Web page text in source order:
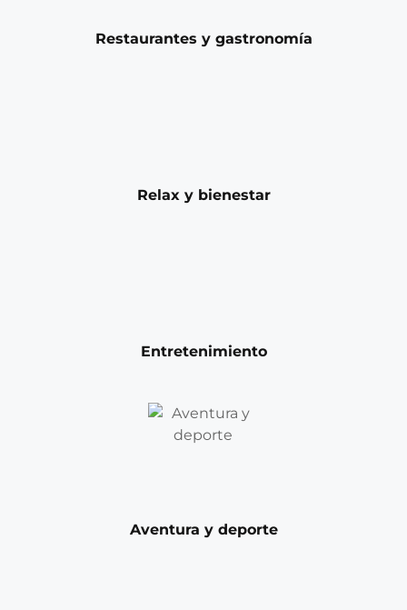
Restaurantes y gastronomía
Relax y bienestar
Entretenimiento
Aventura y deporte